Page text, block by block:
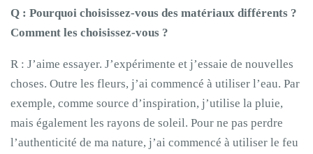
Q : Pourquoi choisissez-vous des matériaux différents ?
Comment les choisissez-vous ?
R : J’aime essayer. J’expérimente et j’essaie de nouvelles
choses. Outre les fleurs, j’ai commencé à utiliser l’eau. Par
exemple, comme source d’inspiration, j’utilise la pluie,
mais également les rayons de soleil. Pour ne pas perdre
l’authenticité de ma nature, j’ai commencé à utiliser le feu